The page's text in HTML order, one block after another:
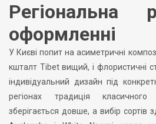
Регіональна
оформленні
У Києві попит на асиметричні
кшталт Tibet вищий, і флористичні
індивідуальний дизайн під
регіонах традиція
зберігається довше, а вибір сортів